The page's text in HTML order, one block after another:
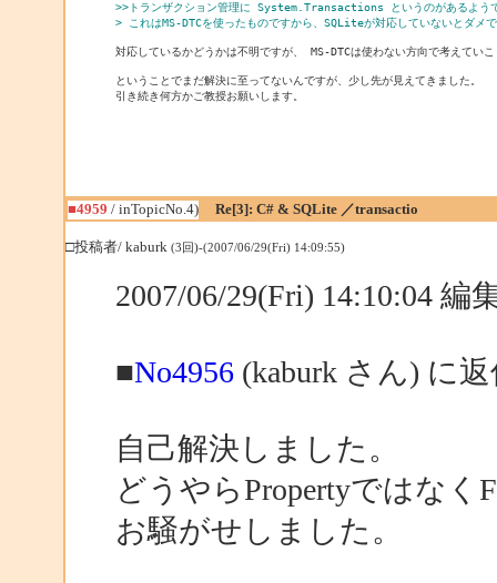
>>トランザクション管理に System.Transactions というのがあるよう
> これはMS-DTCを使ったものですから、SQLiteが対応していないとダメ
対応しているかどうかは不明ですが、 MS-DTCは使わない方向で考えてい
ということでまだ解決に至ってないんですが、少し先が見えてきました。
■4959 / inTopicNo.4) Re[3]: C# & SQLite ／transactio
□投稿者/ kaburk (3回)-(2007/06/29(Fri) 14:09:55)
2007/06/29(Fri) 14:10:04 編
■No4956(kaburk さん) に返
自己解決しました。
どうやらPropertyではなく
お騒がせしました。